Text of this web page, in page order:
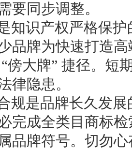
要同步调整。
识产权严格保护
品牌为快速打造
傍大牌” 捷径。短
律隐患。
是品牌长久发展
完成全类目商标
品牌符号。切勿